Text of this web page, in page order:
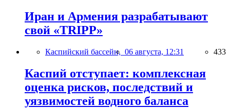
Иран и Армения разрабатывают
свой «TRIPP»
Каспийский бассейн, 06 августа, 12:31 433
Каспий отступает: комплексная
оценка рисков, последствий и
уязвимостей водного баланса